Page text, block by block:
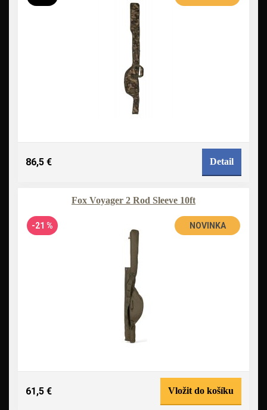
86,5 € Detail
Fox Voyager 2 Rod Sleeve 10ft
-21 % NOVINKA
61,5 € Vložit do košíku